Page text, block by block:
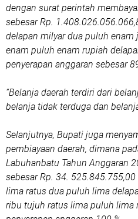
dengan surat perintah
sebesar Rp.
delapan milyar dua puluh
enam puluh enam rupiah
penyerapan anggaran sebesar
“Belanja daerah terdiri dari
belanja tidak terduga dan
Selanjutnya, Bupati juga
pembiayaan daerah, dimana
Labuhanbatu Tahun Anggaran
sebesar Rp. 34.
lima ratus dua puluh lima
ribu tujuh ratus lima puluh lima